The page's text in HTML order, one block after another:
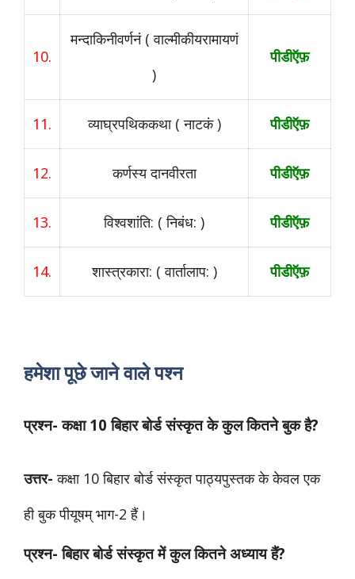
10.
मन्दाकिनीवर्णनं ( वाल्मीकीयरामायणं
)
पीडीऍफ़
11. व्याघ्रपथिककथा ( नाटकं ) पीडीऍफ़
12. कर्णस्य दानवीरता पीडीऍफ़
13. विश्वशांति: ( निबंध: ) पीडीऍफ़
14. शास्त्रकारा: ( वार्तालाप: ) पीडीऍफ़
हमेशा पूछे जाने वाले पश्न
प्रश्न- कक्षा 10बिहार बोर्डसंस्कृत के कुल कितने बुक है?
उत्तर- कक्षा 10 बिहार बोर्ड संस्कृत पाठ्यपुस्तक के केवल एक
ही बुक पीयूषम् भाग-2 हैं।
प्रश्न- बिहार बोर्ड संस्कृत में कुल कितने अध्याय हैं?